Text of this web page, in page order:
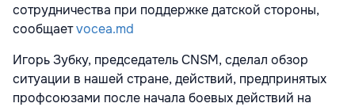
сотрудничества при поддержке датской стороны,
сообщаетvocea.md
Игорь Зубку, председатель CNSM, сделал обзор
ситуации в нашей стране, действий, предпринятых
профсоюзами после начала боевых действий на